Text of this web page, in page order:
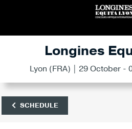
Longines
Lyon (FRA) | 29 October -
SCHEDULE